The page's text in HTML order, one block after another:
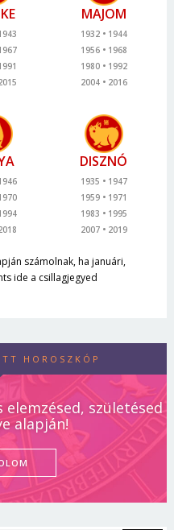
MAJOM
1932
1944
1956
1968
1980
1992
2004
2016
DISZNÓ
1935
1947
1959
1971
1983
1995
2007
2019
számolnak, ha januári,
ide a csillagjegyed
HOROSZKÓP
születésed
alapján!